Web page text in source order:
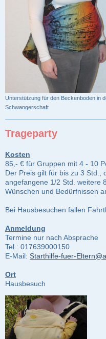
Unterstützung für den Beckenboden in
Schwangerschaft
Trageparty
Kosten
85,- € für Gruppen mit 4 - 10
Der Preis gilt für bis zu 3 Std.,
angefangene 1/2 Std. weitere
Wünschen und Bedürfnissen
Bei Hausbesuchen fallen
Anmeldung
Termine nur nach Absprache
Tel.: 017639000150
E-Mail: Starthilfe-fuer-
Ort
Hausbesuch